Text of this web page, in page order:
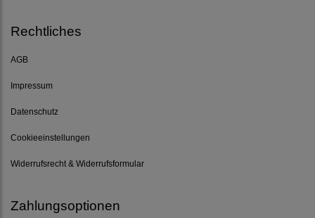
Rechtliches
AGB
Impressum
Datenschutz
Cookieeinstellungen
Widerrufsrecht & Widerrufsformular
Zahlungsoptionen